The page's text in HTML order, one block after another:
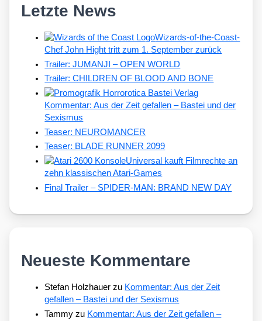
Letzte News
Wizards-of-the-Coast-
Chef John Hight tritt zum 1. September zurück
Trailer: JUMANJI – OPEN WORLD
Trailer: CHILDREN OF BLOOD AND BONE
Kommentar: Aus der Zeit gefallen – Bastei und der
Sexismus
Teaser: NEUROMANCER
Teaser: BLADE RUNNER 2099
Universal kauft Filmrechte an
zehn klassischen Atari-Games
Final Trailer – SPIDER-MAN: BRAND NEW DAY
Neueste Kommentare
Stefan Holzhauer zu Kommentar: Aus der Zeit
gefallen – Bastei und der Sexismus
Tammy zu Kommentar: Aus der Zeit gefallen –